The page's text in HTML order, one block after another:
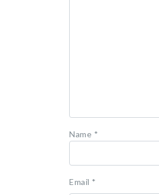
Name *
Email *